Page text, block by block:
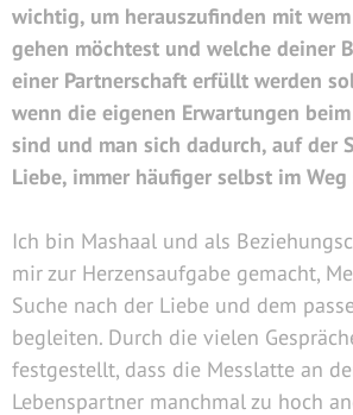
wichtig, um herauszufinden mit
gehen möchtest und welche deiner
einer Partnerschaft erfüllt werden
wenn die eigenen Erwartungen
sind und man sich dadurch, auf der
Liebe, immer häufiger selbst im Weg
Ich bin Mashaal und als
mir zur Herzensaufgabe gemacht,
Suche nach der Liebe und dem
begleiten. Durch die vielen
festgestellt, dass die Messlatte an
Lebenspartner manchmal zu hoch